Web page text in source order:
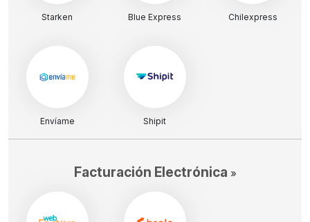
Starken Blue Express Chilexpress
Envíame Shipit
Facturación Electrónica »